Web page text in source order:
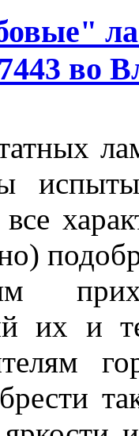
во
их и